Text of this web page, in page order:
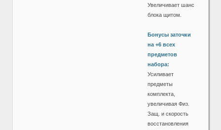
Увеличивает шанс
блока щитом.
Бонусы заточки
на +6 всех
предметов
набора:
Усиливает
предметы
комплекта,
увеличивая Физ.
Защ. и скорость
восстановления